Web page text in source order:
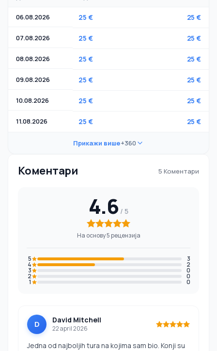
06.08.2026 25 € 25 €
07.08.2026 25 € 25 €
08.08.2026 25 € 25 €
09.08.2026 25 € 25 €
10.08.2026 25 € 25 €
11.08.2026 25 € 25 €
Прикажи више+360
Коментари 5 Коментари
4.6
На основу 5 рецензија
5 3
4 2
3 0
2 0
1 0
D David Mitchell
22 april 2026
Jedna od najboljih tura na kojima sam bio. Konji su